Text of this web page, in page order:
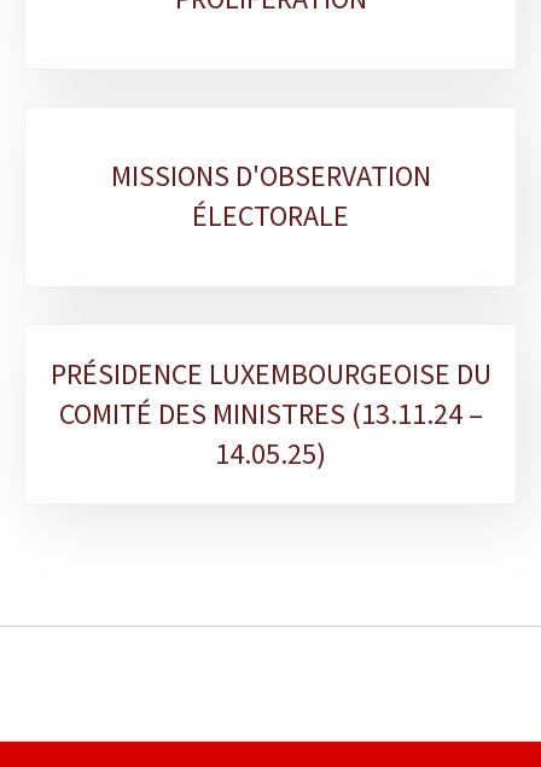
MISSIONS D'OBSERVATION
ÉLECTORALE
PRÉSIDENCE LUXEMBOURGEOISE DU
COMITÉ DES MINISTRES (13.11.24 –
14.05.25)